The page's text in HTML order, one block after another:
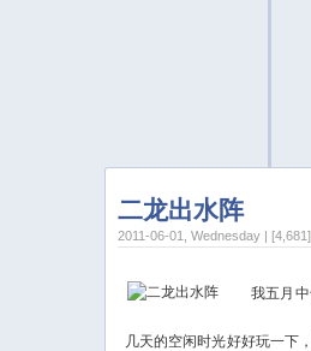
二龙出水阵
2011-06-01, Wednesday |
我五月中
几天的空闲时光好好玩一下